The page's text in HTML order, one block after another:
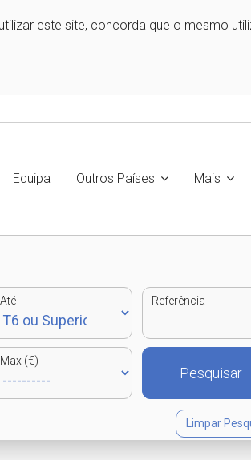
este site, concorda que o mesmo
Equipa Outros Países Mais
Até Referência
Max (€)
Pesquisar
Limpar